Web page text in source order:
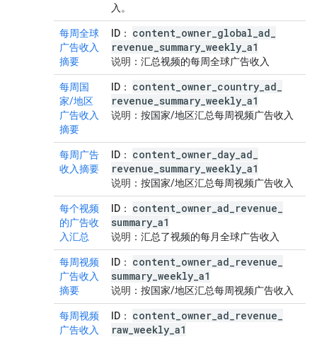
入。
每周全球
广告收入
摘要
ID ： content owner global ad
revenue summary weekly a1
说明 ：汇总视频的每周全球广告收入
每周国
家/地区
广告收入
摘要
ID ： content owner country ad
revenue summary weekly a1
说明 ：按国家/地区汇总每周视频广告收入
每周广告
收入摘要
ID ： content owner day ad
revenue summary weekly a1
说明 ：按国家/地区汇总每周视频广告收入
每个视频
的广告收
入汇总
ID ： content owner ad revenue
summary a1
说明 ：汇总了视频的每月全球广告收入
每周视频
广告收入
摘要
ID ： content owner ad revenue
summary weekly a1
说明 ：按国家/地区汇总每周视频广告收入
每周视频
广告收入
ID ： content owner ad revenue
raw weekly a1